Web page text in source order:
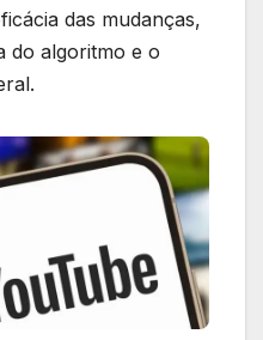
das mudanças,
do algoritmo e o